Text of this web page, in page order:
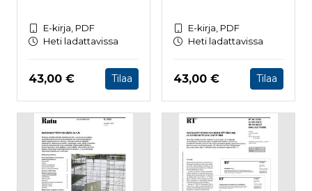
E-kirja, PDF
Heti ladattavissa
Hinta nyt
43,00 € Tilaa
E-kirja, PDF
Heti ladattavissa
Hinta nyt
43,00 € Tilaa